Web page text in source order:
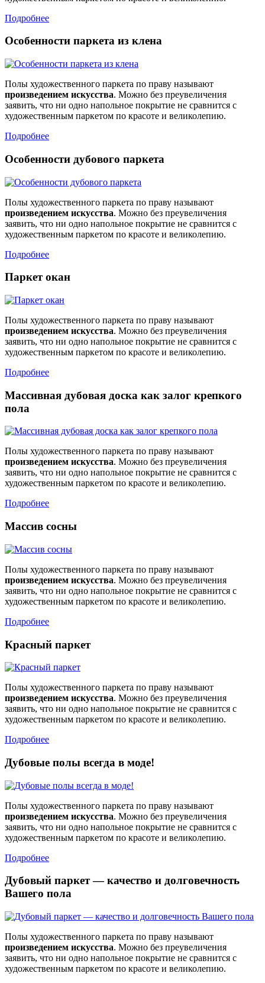
Подробнее
Особенности паркета из клена
Полы художественного паркета по праву называют
произведением искусства. Можно без преувеличения
заявить, что ни одно напольное покрытие не сравнится с
художественным паркетом по красоте и великолепию.
Подробнее
Особенности дубового паркета
Полы художественного паркета по праву называют
произведением искусства. Можно без преувеличения
заявить, что ни одно напольное покрытие не сравнится с
художественным паркетом по красоте и великолепию.
Подробнее
Паркет окан
Полы художественного паркета по праву называют
произведением искусства. Можно без преувеличения
заявить, что ни одно напольное покрытие не сравнится с
художественным паркетом по красоте и великолепию.
Подробнее
Массивная дубовая доска как залог крепкого
пола
Полы художественного паркета по праву называют
произведением искусства. Можно без преувеличения
заявить, что ни одно напольное покрытие не сравнится с
художественным паркетом по красоте и великолепию.
Подробнее
Массив сосны
Полы художественного паркета по праву называют
произведением искусства. Можно без преувеличения
заявить, что ни одно напольное покрытие не сравнится с
художественным паркетом по красоте и великолепию.
Подробнее
Красный паркет
Полы художественного паркета по праву называют
произведением искусства. Можно без преувеличения
заявить, что ни одно напольное покрытие не сравнится с
художественным паркетом по красоте и великолепию.
Подробнее
Дубовые полы всегда в моде!
Полы художественного паркета по праву называют
произведением искусства. Можно без преувеличения
заявить, что ни одно напольное покрытие не сравнится с
художественным паркетом по красоте и великолепию.
Подробнее
Дубовый паркет — качество и долговечность
Вашего пола
Полы художественного паркета по праву называют
произведением искусства. Можно без преувеличения
заявить, что ни одно напольное покрытие не сравнится с
художественным паркетом по красоте и великолепию.